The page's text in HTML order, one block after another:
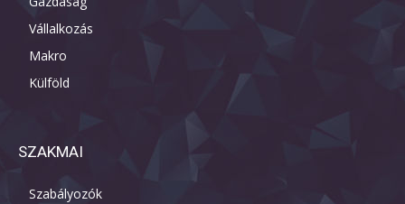
Vállalkozás
Makro
Külföld
SZAKMAI
Szabályozók